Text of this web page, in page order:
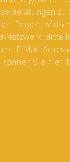
Beratungen zu
Fragen,
Netzwerk. Bitte
E-Mail-
Sie hier